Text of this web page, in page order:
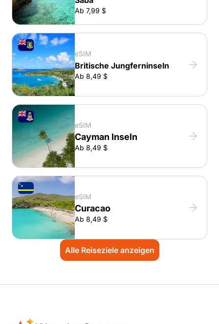
Ab 7,99 $
eSIM
Britische Jungferninseln
Ab 8,49 $
eSIM
Cayman Inseln
Ab 8,49 $
eSIM
Curacao
Ab 8,49 $
Alle Reiseziele anzeigen